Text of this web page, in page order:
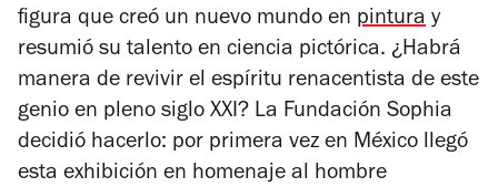
figura que creó un nuevo mundo en pintura y
resumió su talento en ciencia pictórica. ¿Habrá
manera de revivir el espíritu renacentista de este
genio en pleno siglo XXI? La Fundación Sophia
decidió hacerlo: por primera vez en México llegó
esta exhibición en homenaje al hombre